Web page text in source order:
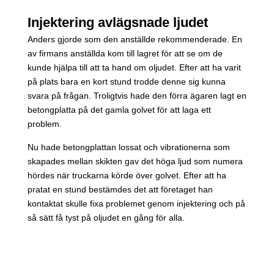
Injektering avlägsnade ljudet
Anders gjorde som den anställde rekommenderade. En
av firmans anställda kom till lagret för att se om de
kunde hjälpa till att ta hand om oljudet. Efter att ha varit
på plats bara en kort stund trodde denne sig kunna
svara på frågan. Troligtvis hade den förra ägaren lagt en
betongplatta på det gamla golvet för att laga ett
problem.
Nu hade betongplattan lossat och vibrationerna som
skapades mellan skikten gav det höga ljud som numera
hördes när truckarna körde över golvet. Efter att ha
pratat en stund bestämdes det att företaget han
kontaktat skulle fixa problemet genom injektering och på
så sätt få tyst på oljudet en gång för alla.